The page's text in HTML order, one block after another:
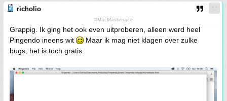
richolio
#MacMasterrace
Grappig. Ik ging het ook even uitproberen, alleen werd heel
Pingendo ineens wit
Maar ik mag niet klagen over zulke
bugs, het is toch gratis.